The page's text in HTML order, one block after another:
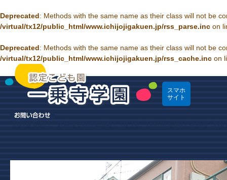
Deprecated: Methods with the same name as their class will not be
/virtual/tx12/public_html/www.ichijojigakuen.jp/rss_parse.inc on
Deprecated: Methods with the same name as their class will not be
/virtual/tx12/public_html/www.ichijojigakuen.jp/rss_cache.inc on
スマホ
サイト